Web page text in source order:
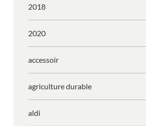
2018
2020
accessoir
agriculture durable
aldi